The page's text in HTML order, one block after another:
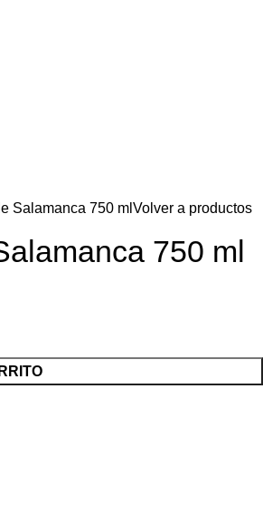
Salamanca 750 ml Volver a productos
750 ml